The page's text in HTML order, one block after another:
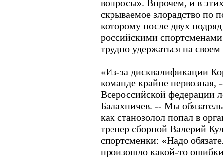
вопросы». Впрочем, и в
скрываемое злорадство по
которому после двух
российскими
трудно удержаться на своем
«Из-за дисквалификации
команде крайне нервозная,
Всероссийской федерации
Балахничев. -- Мы
как станозолол попал в
тренер сборной Валерий
спортсменки: «Надо
произошло какой-то